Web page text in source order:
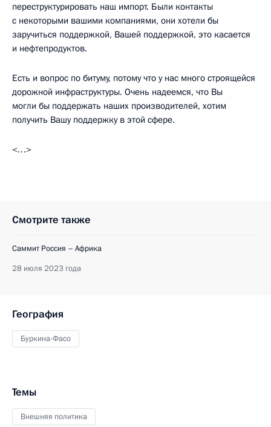
переструктурировать наш импорт. Были контакты
с некоторыми вашими компаниями, они хотели бы
заручиться поддержкой, Вашей поддержкой, это касается
и нефтепродуктов.
Есть и вопрос по битуму, потому что у нас много строящейся
дорожной инфраструктуры. Очень надеемся, что Вы
могли бы поддержать наших производителей, хотим
получить Вашу поддержку в этой сфере.
<…>
Смотрите также
Саммит Россия – Африка
28 июля 2023 года
География
Буркина-Фасо
Темы
Внешняя политика